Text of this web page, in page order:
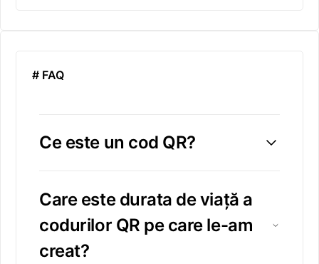
# FAQ
Ce este un cod QR?
Care este durata de viață a
codurilor QR pe care le-am
creat?